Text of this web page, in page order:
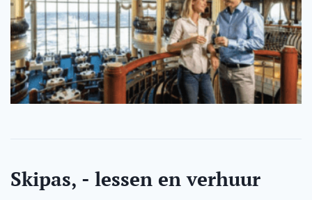
Skipas, - lessen en verhuur